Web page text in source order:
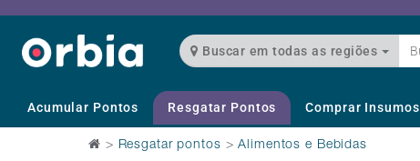
Buscar em todas as regiões
Acumular Pontos Resgatar Pontos Comprar Insumos
> Resgatar pontos >Alimentos e Bebidas